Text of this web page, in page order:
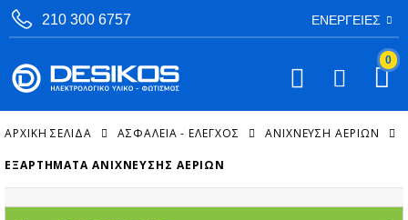
210 300 6757 ΕΝΈΡΓΕΙΕΣ
0
ΑΡΧΙΚΉ ΣΕΛΊΔΑ ΑΣΦΑΛΕΙΑ - ΕΛΕΓΧΟΣ ΑΝΊΧΝΕΥΣΗ ΑΕΡΊΩΝ
ΕΞΑΡΤΉΜΑΤΑ ΑΝΊΧΝΕΥΣΗΣ ΑΕΡΊΩΝ